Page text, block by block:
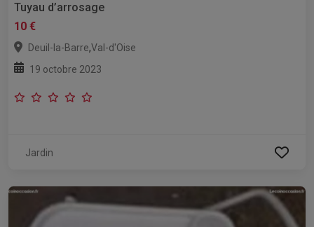
Tuyau d’arrosage
10 €
Deuil-la-Barre,Val-d'Oise
19 octobre 2023
Jardin